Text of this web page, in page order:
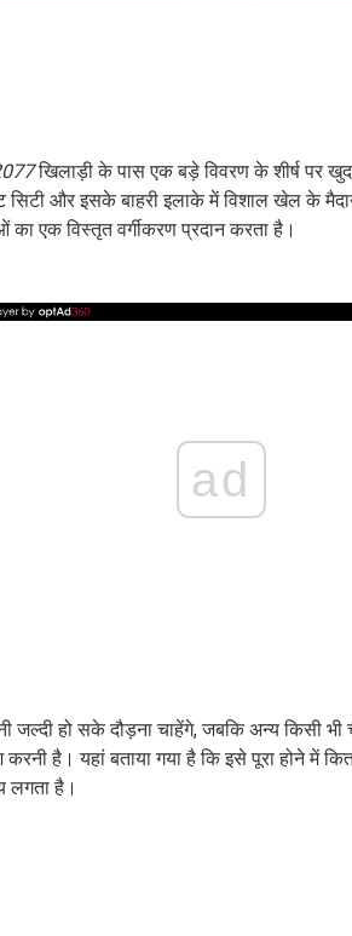
खिलाड़ी के पास एक बड़े विवरण के शीर्ष पर
सिटी और इसके बाहरी इलाके में विशाल खेल के
एक विस्तृत वर्गीकरण प्रदान करता है।
ad
जल्दी हो सके दौड़ना चाहेंगे, जबकि अन्य किसी
है। यहां बताया गया है कि इसे पूरा होने में
लगता है।